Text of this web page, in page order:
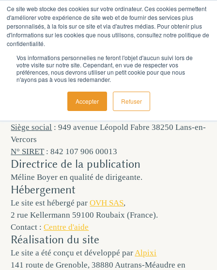
Ce site web stocke des cookies sur votre ordinateur. Ces cookies permettent
d'améliorer votre expérience de site web et de fournir des services plus
personnalisés, à la fois sur ce site et via d'autres médias. Pour obtenir plus
d'informations sur les cookies que nous utilisons, consultez notre politique de
confidentialité.
Vos informations personnelles ne feront l'objet d'aucun suivi lors de
votre visite sur notre site. Cependant, en vue de respecter vos
préférences, nous devrons utiliser un petit cookie pour que nous
n'ayons pas à vous les redemander.
Accepter Refuser
Mentions légales
Éditeur du site
Le présent site internet est la propriété de Slow
Siège social : 949 avenue Léopold Fabre 38250 Lans-en-
Vercors
N° SIRET : 842 107 906 00013
Directrice de la publication
Méline Boyer en qualité de dirigeante.
Hébergement
Le site est hébergé parOVH SAS,
2 rue Kellermann 59100 Roubaix (France).
Contact :Centre d'aide
Réalisation du site
Le site a été conçu et développé par Alpixi
141 route de Grenoble, 38880 Autrans-Méaudre en